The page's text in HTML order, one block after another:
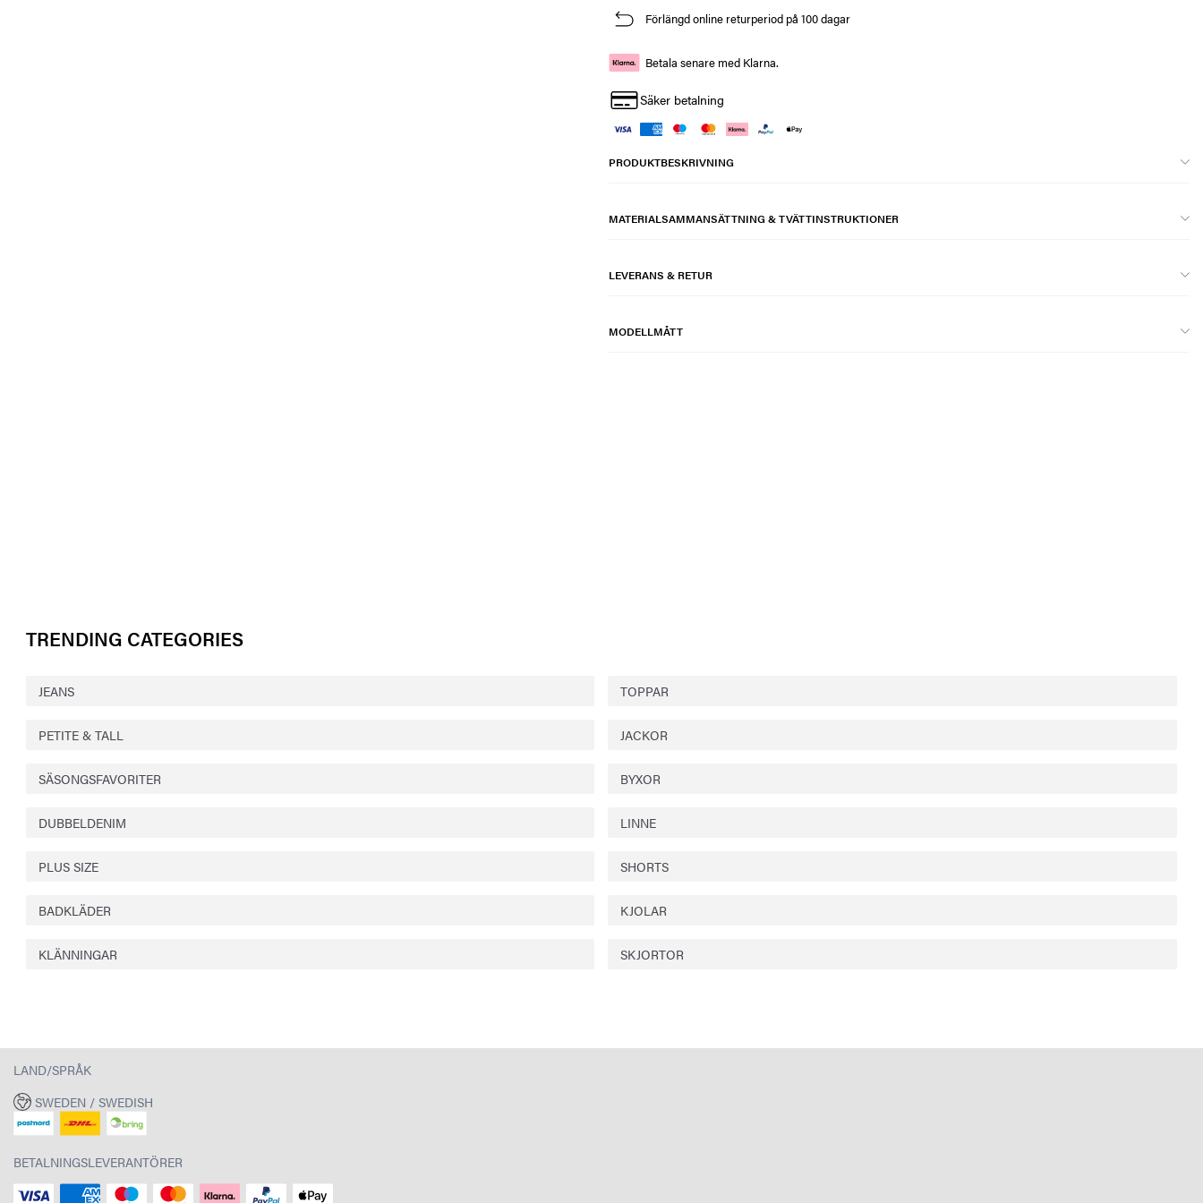
Förlängd online returperiod på 100 dagar
Betala senare med Klarna.
Säker betalning
PRODUKTBESKRIVNING
MATERIALSAMMANSÄTTNING & TVÄTTINSTRUKTIONER
LEVERANS & RETUR
MODELLMÅTT
TRENDING CATEGORIES
JEANS TOPPAR
PETITE & TALL JACKOR
SÄSONGSFAVORITER BYXOR
DUBBELDENIM LINNE
PLUS SIZE SHORTS
BADKLÄDER KJOLAR
KLÄNNINGAR SKJORTOR
LAND/SPRÅK
SWEDEN / SWEDISH
BETALNINGSLEVERANTÖRER